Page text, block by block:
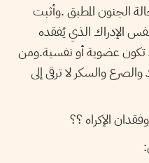
الجنون المطبق .وأثبت
الإدراك الذي يُفقده
تكون عضوية أو نفسية.ومن
والسكر لا ترقى إلى
الإكراه ؟؟